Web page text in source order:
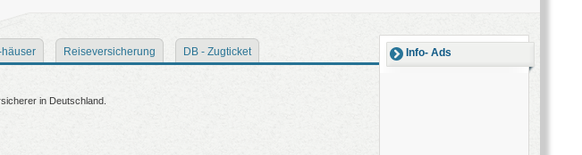
Info- Ads
Reiseversicherung DB - Zugticket
in Deutschland.